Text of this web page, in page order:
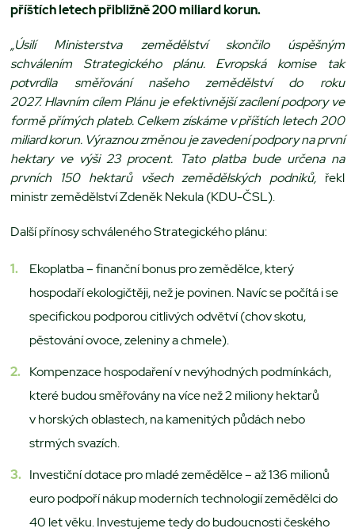
příštích letech přibližně 200 miliard korun.
„Úsilí Ministerstva zemědělství skončilo úspěšným
schválením Strategického plánu. Evropská komise tak
potvrdila směřování našeho zemědělství do roku
2027. Hlavním cílem Plánu je efektivnější zacílení podpory ve
formě přímých plateb. Celkem získáme v příštích letech 200
miliard korun. Výraznou změnou je zavedení podpory na první
hektary ve výši 23 procent. Tato platba bude určena na
prvních 150 hektarů všech zemědělských podniků, řekl
ministr zemědělství Zdeněk Nekula (KDU-ČSL).
Další přínosy schváleného Strategického plánu:
Ekoplatba – finanční bonus pro zemědělce, který
hospodaří ekologičtěji, než je povinen. Navíc se počítá i se
specifickou podporou citlivých odvětví (chov skotu,
pěstování ovoce, zeleniny a chmele).
Kompenzace hospodaření v nevýhodných podmínkách,
které budou směřovány na více než 2 miliony hektarů
v horských oblastech, na kamenitých půdách nebo
strmých svazích.
Investiční dotace pro mladé zemědělce – až 136 milionů
euro podpoří nákup moderních technologií zemědělci do
40 let věku. Investujeme tedy do budoucnosti českého